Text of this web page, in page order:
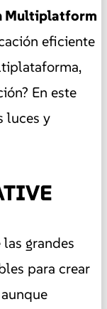
Multiplatform
eficiente
En este
luces y
grandes
para crear